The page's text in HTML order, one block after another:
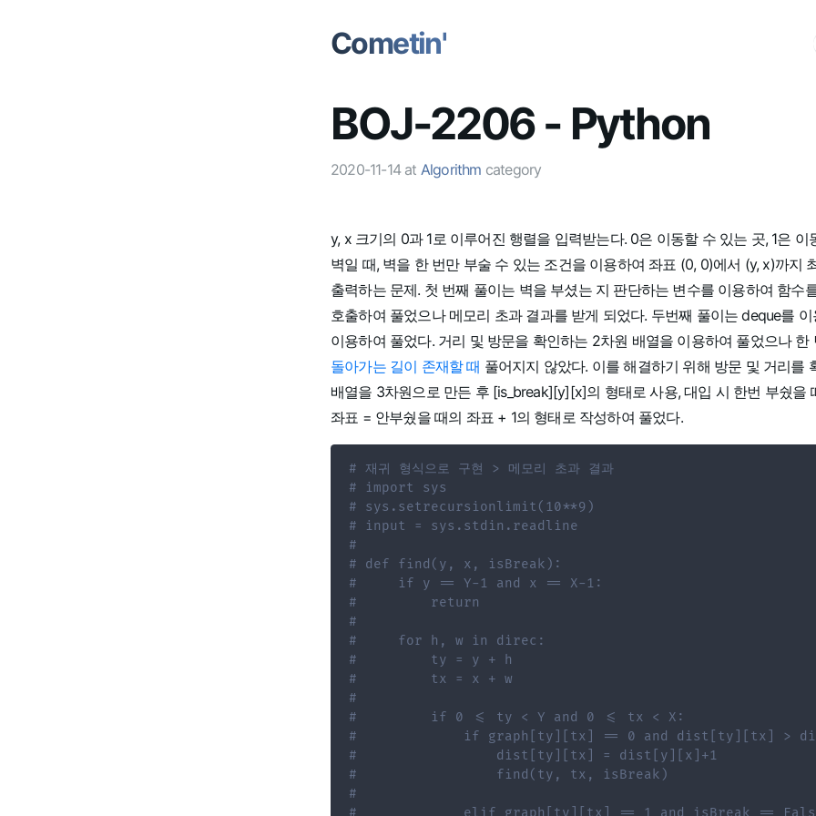
Cometin'
BOJ-2206 - Python
2020-11-14 at Algorithm category
y, x 크기의 0과 1로 이루어진 행렬을 입력받는다. 0은 이동할 수 있는 곳, 1은 이
벽일 때, 벽을 한 번만 부술 수 있는 조건을 이용하여 좌표 (0, 0)에서 (y, x)까지
출력하는 문제. 첫 번째 풀이는 벽을 부셨는 지 판단하는 변수를 이용하여 함수
호출하여 풀었으나 메모리 초과 결과를 받게 되었다. 두번째 풀이는 deque를
이용하여 풀었다. 거리 및 방문을 확인하는 2차원 배열을 이용하여 풀었으나 한
돌아가는 길이 존재할 때 풀어지지 않았다. 이를 해결하기 위해 방문 및 거리를
배열을 3차원으로 만든 후 [is_break][y][x]의 형태로 사용, 대입 시 한번 부쉈을
좌표 = 안부쉈을 때의 좌표 + 1의 형태로 작성하여 풀었다.
# 재귀 형식으로 구현 > 메모리 초과 결과
# import sys
# sys.setrecursionlimit(10**9)
# input = sys.stdin.readline
#
# def find(y, x, isBreak):
#     if y == Y-1 and x == X-1:
#         return
#
#     for h, w in direc:
#         ty = y + h
#         tx = x + w
#
#         if 0 <= ty < Y and 0 <= tx < X:
#             if graph[ty][tx] == 0 and dist[ty][tx] >
#                 dist[ty][tx] = dist[y][x]+1
#                 find(ty, tx, isBreak)
#
#             elif graph[ty][tx] == 1 and isBreak ==